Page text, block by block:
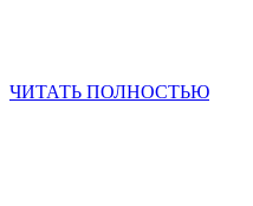
ЧИТАТЬ ПОЛНОСТЬЮ